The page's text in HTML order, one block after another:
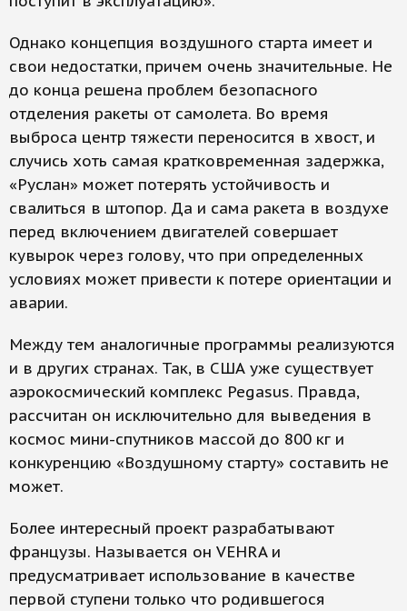
Однако концепция воздушного старта имеет и
свои недостатки, причем очень значительные. Не
до конца решена проблем безопасного
отделения ракеты от самолета. Во время
выброса центр тяжести переносится в хвост, и
случись хоть самая кратковременная задержка,
«Руслан» может потерять устойчивость и
свалиться в штопор. Да и сама ракета в воздухе
перед включением двигателей совершает
кувырок через голову, что при определенных
условиях может привести к потере ориентации и
аварии.
Между тем аналогичные программы реализуются
и в других странах. Так, в США уже существует
аэрокосмический комплекс Pegasus. Правда,
рассчитан он исключительно для выведения в
космос мини-спутников массой до 800 кг и
конкуренцию «Воздушному старту» составить не
может.
Более интересный проект разрабатывают
французы. Называется он VEHRA и
предусматривает использование в качестве
первой ступени только что родившегося